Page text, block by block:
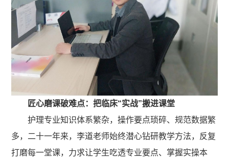
匠心磨课破难点：把临床“实战”搬进课堂
护理专业知识体系繁杂，操作要点琐碎、规范数据繁
多，二十一年来，李道老师始终潜心钻研教学方法，反复
打磨每一堂课，力求让学生吃透专业要点、掌握实操本